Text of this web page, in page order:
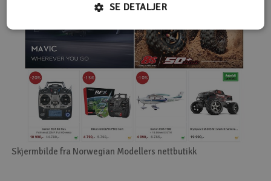
Skjermbilde fra Norwegian Modellers nettbutikk
SE DETALJER